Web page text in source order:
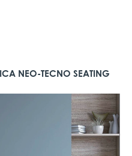
NEO-TECNO SEATING